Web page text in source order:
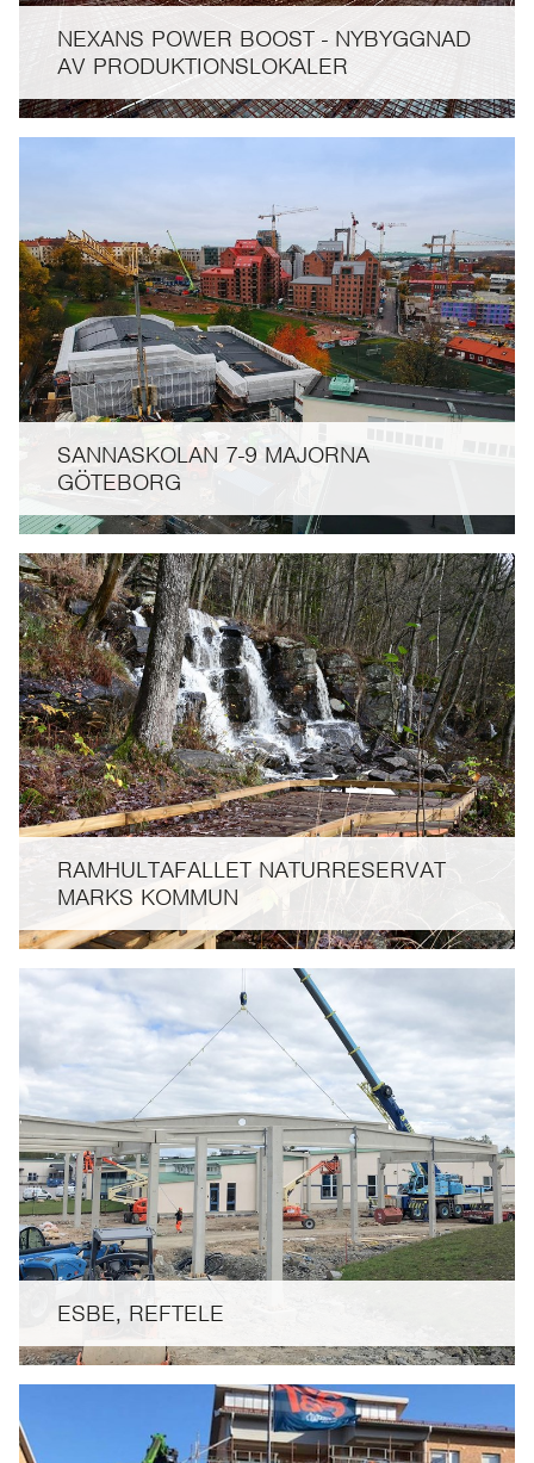
NEXANS POWER BOOST - NYBYGGNAD
AV PRODUKTIONSLOKALER
SANNASKOLAN 7-9 MAJORNA
GÖTEBORG
RAMHULTAFALLET NATURRESERVAT
MARKS KOMMUN
ESBE, REFTELE